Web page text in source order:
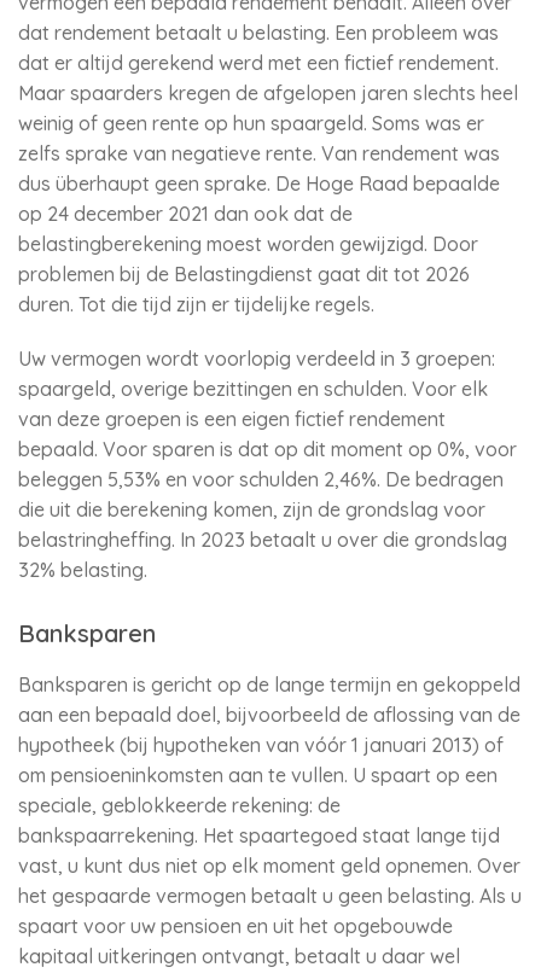
dat rendement betaalt u belasting. Een probleem was
dat er altijd gerekend werd met een fictief rendement.
Maar spaarders kregen de afgelopen jaren slechts heel
weinig of geen rente op hun spaargeld. Soms was er
zelfs sprake van negatieve rente. Van rendement was
dus überhaupt geen sprake. De Hoge Raad bepaalde
op 24 december 2021 dan ook dat de
belastingberekening moest worden gewijzigd. Door
problemen bij de Belastingdienst gaat dit tot 2026
duren. Tot die tijd zijn er tijdelijke regels.
Uw vermogen wordt voorlopig verdeeld in 3 groepen:
spaargeld, overige bezittingen en schulden. Voor elk
van deze groepen is een eigen fictief rendement
bepaald. Voor sparen is dat op dit moment op 0%, voor
beleggen 5,53% en voor schulden 2,46%. De bedragen
die uit die berekening komen, zijn de grondslag voor
belastringheffing. In 2023 betaalt u over die grondslag
32% belasting.
Banksparen
Banksparen is gericht op de lange termijn en gekoppeld
aan een bepaald doel, bijvoorbeeld de aflossing van de
hypotheek (bij hypotheken van vóór 1 januari 2013) of
om pensioeninkomsten aan te vullen. U spaart op een
speciale, geblokkeerde rekening: de
bankspaarrekening. Het spaartegoed staat lange tijd
vast, u kunt dus niet op elk moment geld opnemen. Over
het gespaarde vermogen betaalt u geen belasting. Als u
spaart voor uw pensioen en uit het opgebouwde
kapitaal uitkeringen ontvangt, betaalt u daar wel